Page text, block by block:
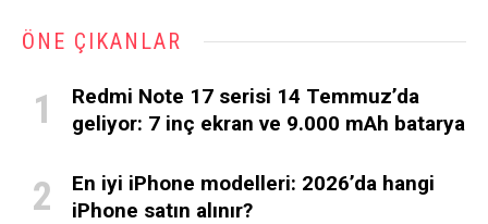
ÖNE ÇIKANLAR
Redmi Note 17 serisi 14 Temmuz’da
geliyor: 7 inç ekran ve 9.000 mAh batarya
En iyi iPhone modelleri: 2026’da hangi
iPhone satın alınır?